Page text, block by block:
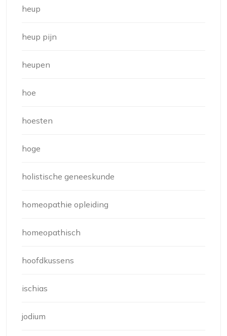
heup
heup pijn
heupen
hoe
hoesten
hoge
holistische geneeskunde
homeopathie opleiding
homeopathisch
hoofdkussens
ischias
jodium